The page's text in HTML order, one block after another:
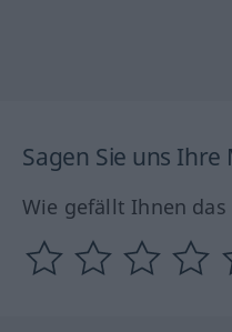
Sagen Sie uns
Wie gefällt Ihnen